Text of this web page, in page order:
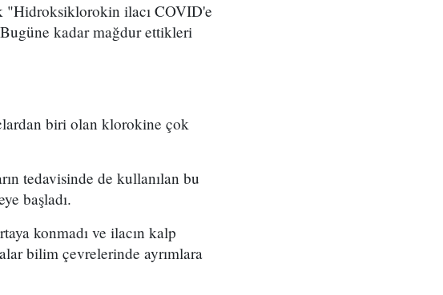
ilacı COVID'e
kadar mağdur ettikleri
biri olan klorokine çok
tedavisinde de kullanılan bu
başladı.
konmadı ve ilacın kalp
bilim çevrelerinde ayrımlara